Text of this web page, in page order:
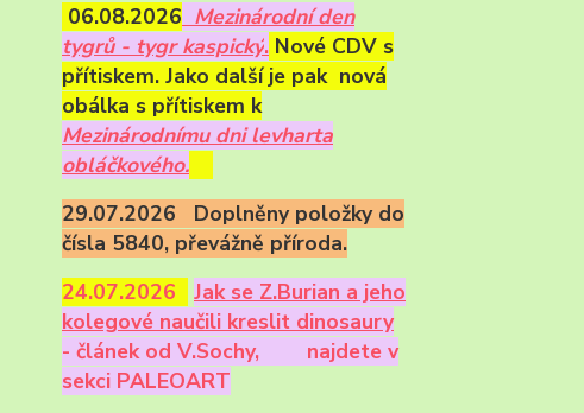
06.08.2026 Mezinárodní den
tygrů - tygr kaspický. Nové CDV s
přítiskem. Jako další je pak nová
obálka s přítiskem k
Mezinárodnímu dni levharta
obláčkového.
29.07.2026 Doplněny položky do
čísla 5840, převážně příroda.
24.07.2026
Jak se Z.Burian a jeho
kolegové naučili kreslit dinosaury
- článek od V.Sochy,
najdete v
sekci PALEOART